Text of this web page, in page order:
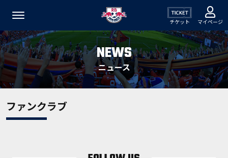
チケット マイページ
NEWS
ニュース
ファンクラブ